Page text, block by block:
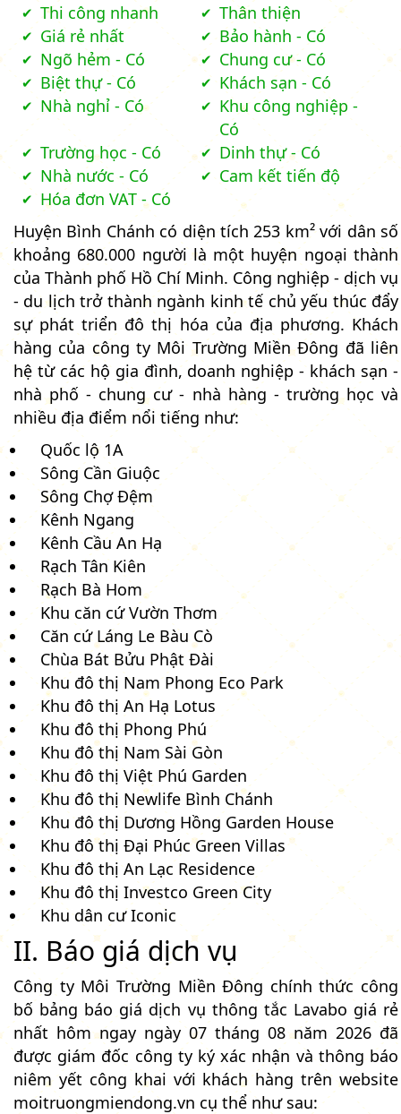
Thi công nhanh
Thân thiện
Giá rẻ nhất
Bảo hành - Có
Ngõ hẻm - Có
Chung cư - Có
Biệt thự - Có
Khách sạn - Có
Nhà nghỉ - Có
Khu công nghiệp -
Có
Trường học - Có
Dinh thự - Có
Nhà nước - Có
Cam kết tiến độ
Hóa đơn VAT - Có
Huyện Bình Chánh có diện tích 253 km² với dân số
khoảng 680.000 người là một huyện ngoại thành
của Thành phố Hồ Chí Minh. Công nghiệp - dịch vụ
- du lịch trở thành ngành kinh tế chủ yếu thúc đẩy
sự phát triển đô thị hóa của địa phương. Khách
hàng của công ty Môi Trường Miền Đông đã liên
hệ từ các hộ gia đình, doanh nghiệp - khách sạn -
nhà phố - chung cư - nhà hàng - trường học và
nhiều địa điểm nổi tiếng như:
Quốc lộ 1A
Sông Cần Giuộc
Sông Chợ Đệm
Kênh Ngang
Kênh Cầu An Hạ
Rạch Tân Kiên
Rạch Bà Hom
Khu căn cứ Vườn Thơm
Căn cứ Láng Le Bàu Cò
Chùa Bát Bửu Phật Đài
Khu đô thị Nam Phong Eco Park
Khu đô thị An Hạ Lotus
Khu đô thị Phong Phú
Khu đô thị Nam Sài Gòn
Khu đô thị Việt Phú Garden
Khu đô thị Newlife Bình Chánh
Khu đô thị Dương Hồng Garden House
Khu đô thị Đại Phúc Green Villas
Khu đô thị An Lạc Residence
Khu đô thị Investco Green City
Khu dân cư Iconic
II. Báo giá dịch vụ
Công ty Môi Trường Miền Đông chính thức công
bố bảng báo giá dịch vụ thông tắc Lavabo giá rẻ
nhất hôm ngay ngày 07 tháng 08 năm 2026 đã
được giám đốc công ty ký xác nhận và thông báo
niêm yết công khai với khách hàng trên website
moitruongmiendong.vn cụ thể như sau: